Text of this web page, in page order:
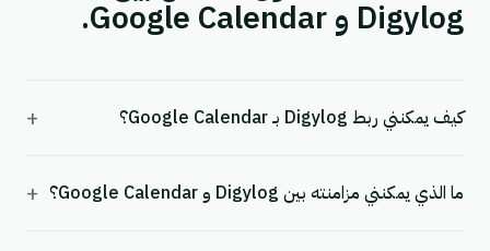
Digylog و Google Calendar.
كيف يمكنني ربط Digylog بـ Google Calendar؟ +
ما الذي يمكنني مزامنته بين Digylog و Google Calendar؟ +